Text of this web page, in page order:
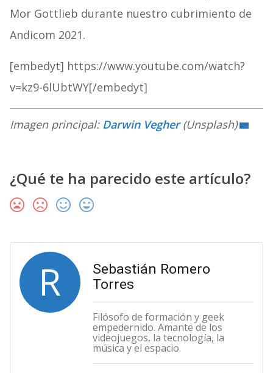
Mor Gottlieb durante nuestro cubrimiento de
Andicom 2021.
[embedyt] https://www.youtube.com/watch?
v=kz9-6lUbtWY[/embedyt]
Imagen principal: Darwin Vegher(Unsplash)
¿Qué te ha parecido este artículo?
R
Sebastián Romero
Torres
Filósofo de formación y geek
empedernido. Amante de los
videojuegos, la tecnología, la
música y el espacio.